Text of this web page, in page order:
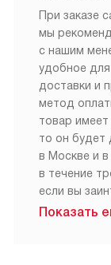
При заказе
мы
с нашим
удобное
доставки и
метод
товар имеет
то он будет
в Москве и
в течение
если вы
в товаре,
Показать